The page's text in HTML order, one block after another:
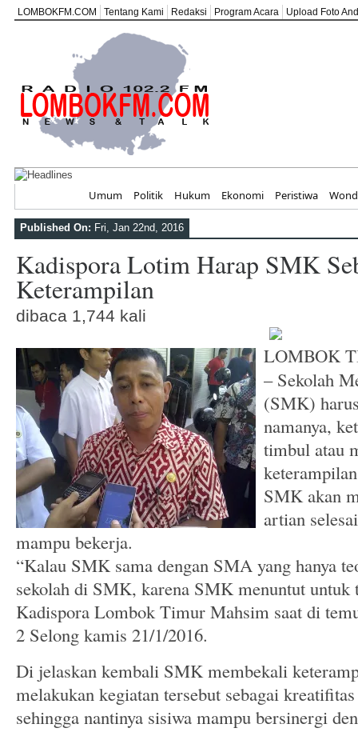
LOMBOKFM.COM Tentang Kami Redaksi Program Acara Upload Foto
Umum Politik Hukum Ekonomi Peristiwa
Published On: Fri, Jan 22nd, 2016
Kadispora Lotim Harap SMK
Keterampilan
dibaca 1,744 kali
LOMBOK
– Sekolah
(SMK)
namanya,
timbul atau
SMK akan
artian
mampu bekerja.
“Kalau SMK sama dengan SMA yang hanya
sekolah di SMK, karena SMK menuntut untuk
Kadispora Lombok Timur Mahsim saat di
2 Selong kamis 21/1/2016.
Di jelaskan kembali SMK membekali
melakukan kegiatan tersebut sebagai
sehingga nantinya sisiwa mampu bersinergi